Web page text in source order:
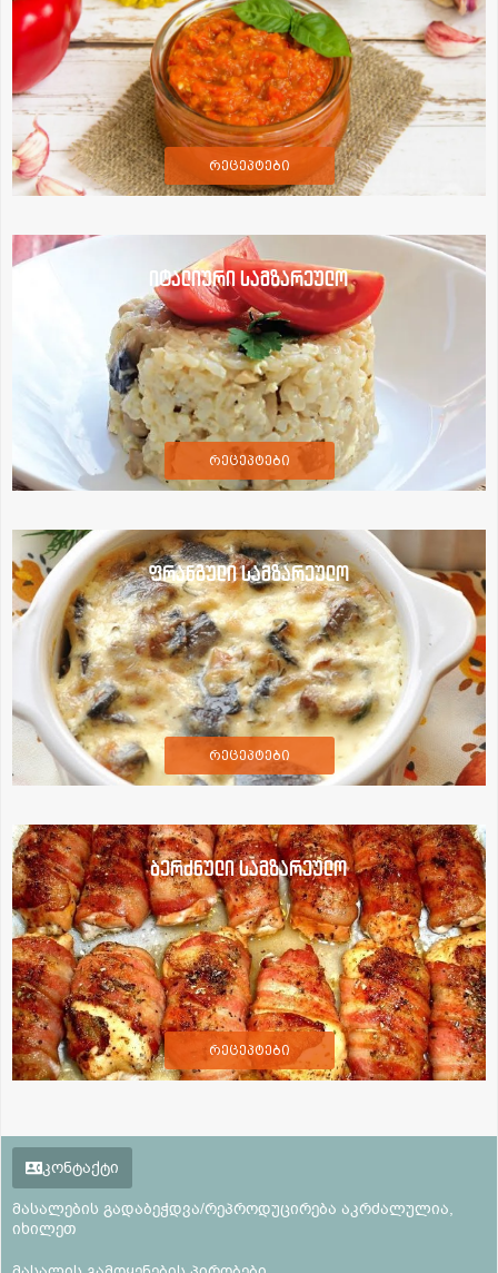
რეცეპტები
იტალიური სამზარეულო
რეცეპტები
ფრანგული სამზარეულო
რეცეპტები
ბერძნული სამზარეულო
რეცეპტები
კონტაქტი
მასალების გადაბეჭდვა/რეპროდუცირება აკრძალულია,
იხილეთ